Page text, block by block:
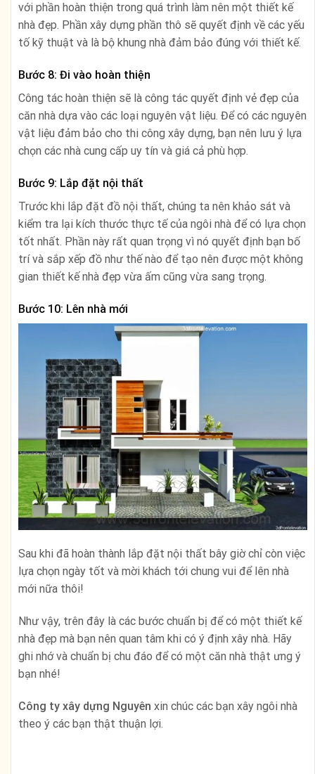
với phần hoàn thiện trong quá trình làm nên một thiết kế
nhà đẹp. Phần xây dựng phần thô sẽ quyết định về các yếu
tố kỹ thuật và là bộ khung nhà đảm bảo đúng với thiết kế.
Bước 8: Đi vào hoàn thiện
Công tác hoàn thiện sẽ là công tác quyết định vẻ đẹp của
căn nhà dựa vào các loại nguyên vật liệu. Để có các nguyên
vật liệu đảm bảo cho thi công xây dựng, bạn nên lưu ý lựa
chọn các nhà cung cấp uy tín và giá cả phù hợp.
Bước 9: Lắp đặt nội thất
Trước khi lắp đặt đồ nội thất, chúng ta nên khảo sát và
kiểm tra lại kích thước thực tế của ngôi nhà để có lựa chọn
tốt nhất. Phần này rất quan trọng vì nó quyết định bạn bố
trí và sắp xếp đồ như thế nào để tạo nên được một không
gian thiết kế nhà đẹp vừa ấm cũng vừa sang trọng.
Bước 10: Lên nhà mới
Sau khi đã hoàn thành lắp đặt nội thất bây giờ chỉ còn việc
lựa chọn ngày tốt và mời khách tới chung vui để lên nhà
mới nữa thôi!
Như vậy, trên đây là các bước chuẩn bị để có một thiết kế
nhà đẹp mà bạn nên quan tâm khi có ý định xây nhà. Hãy
ghi nhớ và chuẩn bị chu đáo để có một căn nhà thật ưng ý
bạn nhé!
Công ty xây dựng Nguyên xin chúc các bạn xây ngôi nhà
theo ý các bạn thật thuận lợi.